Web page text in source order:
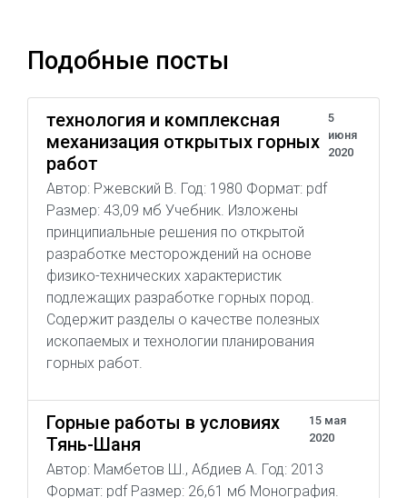
Подобные посты
технология и комплексная
механизация открытых горных
работ
5
июня
2020
Автор: Ржевский В. Год: 1980 Формат: pdf
Размер: 43,09 мб Учебник. Изложены
принципиальные решения по открытой
разработке месторождений на основе
физико-технических характеристик
подлежащих разработке горных пород.
Содержит разделы о качестве полезных
ископаемых и технологии планирования
горных работ.
Горные работы в условиях
Тянь-Шаня
15 мая
2020
Автор: Мамбетов Ш., Абдиев А. Год: 2013
Формат: pdf Размер: 26,61 мб Монография.